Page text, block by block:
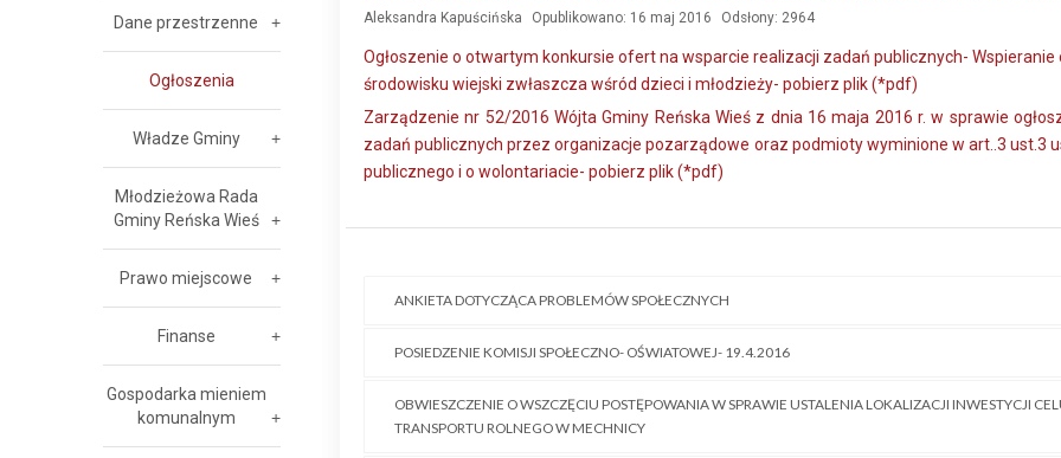
Aleksandra Kapuścińska Opublikowano: 16 maj 2016 Odsłony: 2964
Ogłoszenie o otwartym konkursie ofert na wsparcie realizacji zadań publicznych-
środowisku wiejski zwłaszcza wśród dzieci i młodzieży- pobierz plik (*pdf)
Zarządzenie nr 52/2016 Wójta Gminy Reńska Wieś z dnia 16 maja 2016 r. w sprawie
zadań publicznych przez organizacje pozarządowe oraz podmioty wyminione w art..3 ust.3
publicznego i o wolontariacie- pobierz plik (*pdf)
ANKIETA DOTYCZĄCA PROBLEMÓW SPOŁECZNYCH
POSIEDZENIE KOMISJI SPOŁECZNO- OŚWIATOWEJ- 19.4.2016
OBWIESZCZENIE O WSZCZĘCIU POSTĘPOWANIA W SPRAWIE USTALENIA LOKALIZACJI INWESTYCJI
TRANSPORTU ROLNEGO W MECHNICY
Dane przestrzenne
Ogłoszenia
Władze Gminy
Młodzieżowa Rada
Gminy Reńska Wieś
Prawo miejscowe
Finanse
Gospodarka mieniem
komunalnym